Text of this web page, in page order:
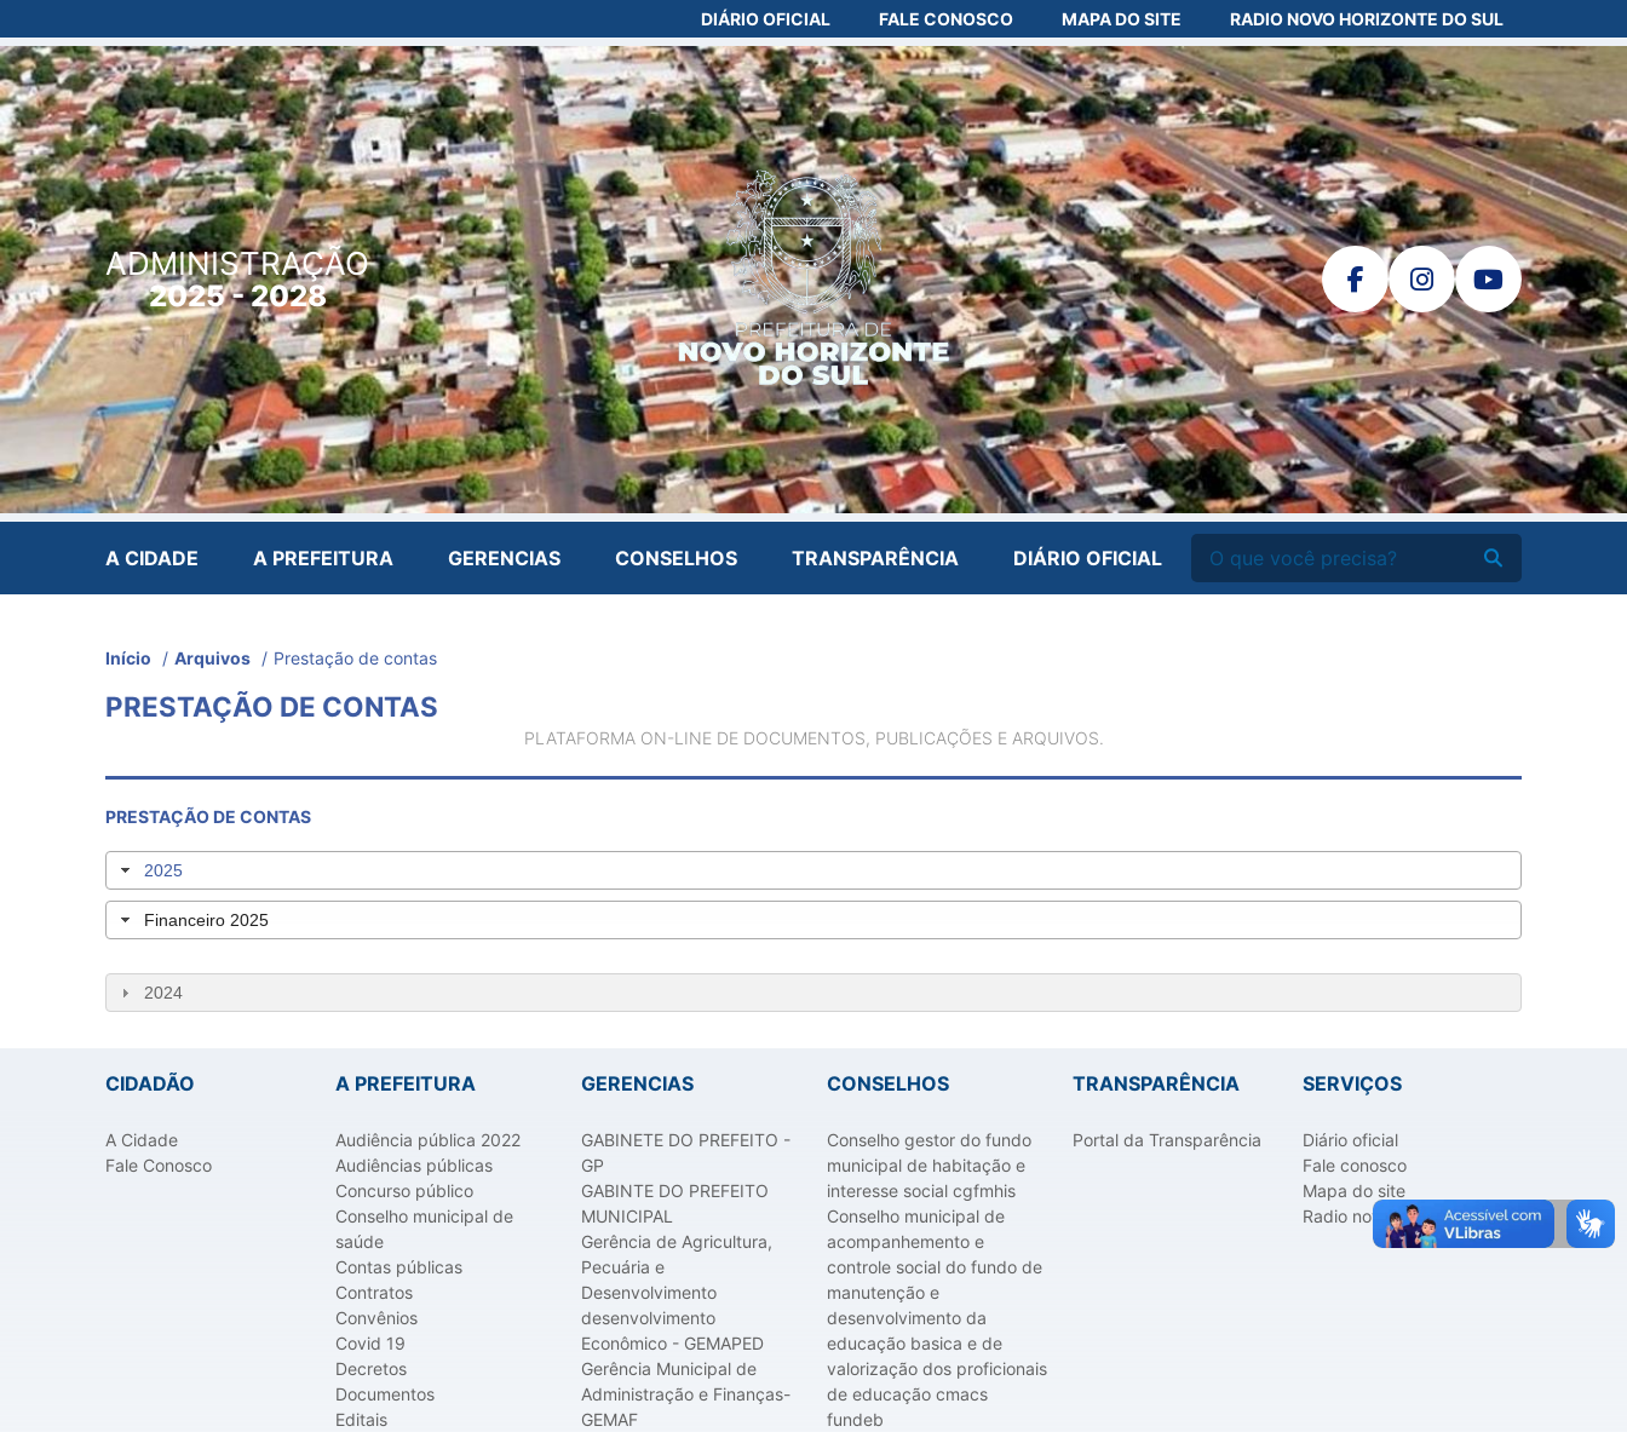
DIÁRIO OFICIAL FALE CONOSCO MAPA DO SITE RADIO NOVO HORIZONTE DO SUL
ADMINISTRAÇÃO
2025 - 2028
A CIDADE A PREFEITURA GERENCIAS CONSELHOS TRANSPARÊNCIA DIÁRIO OFICIAL
Início / Arquivos / Prestação de contas
PRESTAÇÃO DE CONTAS
PLATAFORMA ON-LINE DE DOCUMENTOS, PUBLICAÇÕES E ARQUIVOS.
PRESTAÇÃO DE CONTAS
2025
Financeiro 2025
2024
CIDADÃO
A Cidade
Fale Conosco
A PREFEITURA
Audiência pública 2022
Audiências públicas
Concurso público
Conselho municipal de
saúde
Contas públicas
Contratos
Convênios
Covid 19
Decretos
Documentos
Editais
GERENCIAS
GABINETE DO PREFEITO -
GP
GABINTE DO PREFEITO
MUNICIPAL
Gerência de Agricultura,
Pecuária e
Desenvolvimento
desenvolvimento
Econômico - GEMAPED
Gerência Municipal de
Administração e Finanças-
GEMAF
CONSELHOS
Conselho gestor do fundo
municipal de habitação e
interesse social cgfmhis
Conselho municipal de
acompanhemento e
controle social do fundo de
manutenção e
desenvolvimento da
educação basica e de
valorização dos proficionais
de educação cmacs
fundeb
TRANSPARÊNCIA
Portal da Transparência
SERVIÇOS
Diário oficial
Fale conosco
Mapa do site
Radio novo horizonte do sul